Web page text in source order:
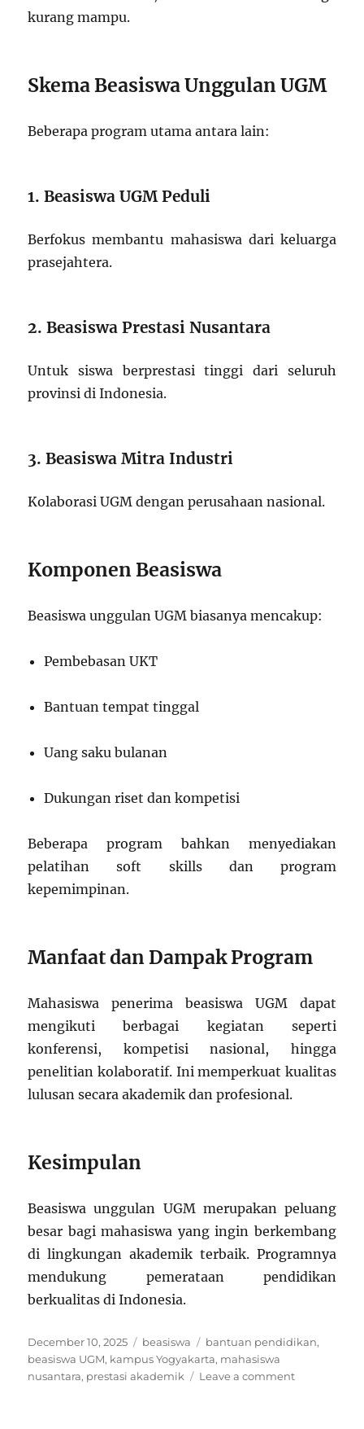
kurang mampu.
Skema Beasiswa Unggulan UGM
Beberapa program utama antara lain:
1. Beasiswa UGM Peduli
Berfokus membantu mahasiswa dari keluarga
prasejahtera.
2. Beasiswa Prestasi Nusantara
Untuk siswa berprestasi tinggi dari seluruh
provinsi di Indonesia.
3. Beasiswa Mitra Industri
Kolaborasi UGM dengan perusahaan nasional.
Komponen Beasiswa
Beasiswa unggulan UGM biasanya mencakup:
Pembebasan UKT
Bantuan tempat tinggal
Uang saku bulanan
Dukungan riset dan kompetisi
Beberapa program bahkan menyediakan
pelatihan soft skills dan program
kepemimpinan.
Manfaat dan Dampak Program
Mahasiswa penerima beasiswa UGM dapat
mengikuti berbagai kegiatan seperti
konferensi, kompetisi nasional, hingga
penelitian kolaboratif. Ini memperkuat kualitas
lulusan secara akademik dan profesional.
Kesimpulan
Beasiswa unggulan UGM merupakan peluang
besar bagi mahasiswa yang ingin berkembang
di lingkungan akademik terbaik. Programnya
mendukung pemerataan pendidikan
berkualitas di Indonesia.
Posted
on
December 10, 2025 Categories
beasiswa Tags
bantuan pendidikan,
beasiswa UGM, kampus Yogyakarta, mahasiswa
nusantara, prestasi akademik Leave a commenton